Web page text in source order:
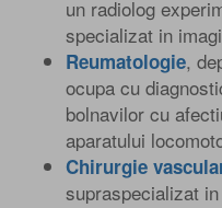
un radiolog
specializat in
Reumatologie,
ocupa cu
bolnavilor cu
aparatului
Chirurgie
supraspecializat